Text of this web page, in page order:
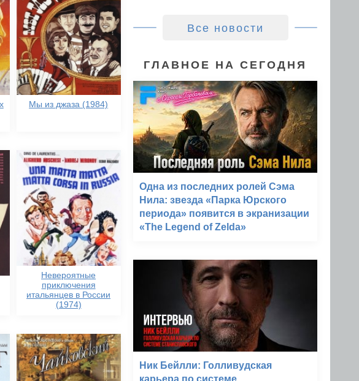
Мы из джаза (1984)
Невероятные
приключения
итальянцев в России
(1974)
Все новости
ГЛАВНОЕ НА СЕГОДНЯ
Одна из последних ролей Сэма
Нила: звезда «Парка Юрского
периода» появится в экранизации
«The Legend of Zelda»
Ник Бейлли: Голливудская
карьера по системе